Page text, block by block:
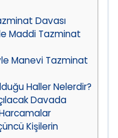
Davası
Maddi Tazminat
Manevi Tazminat
Haller Nelerdir?
Davada
Kişilerin